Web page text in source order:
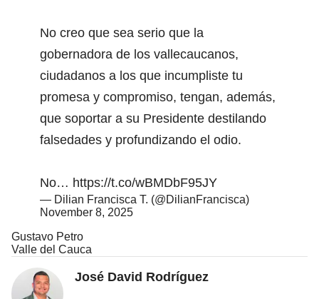
No creo que sea serio que la
gobernadora de los vallecaucanos,
ciudadanos a los que incumpliste tu
promesa y compromiso, tengan, además,
que soportar a su Presidente destilando
falsedades y profundizando el odio.
No… https://t.co/wBMDbF95JY
— Dilian Francisca T. (@DilianFrancisca)
November 8, 2025
Gustavo Petro
Valle del Cauca
José David Rodríguez